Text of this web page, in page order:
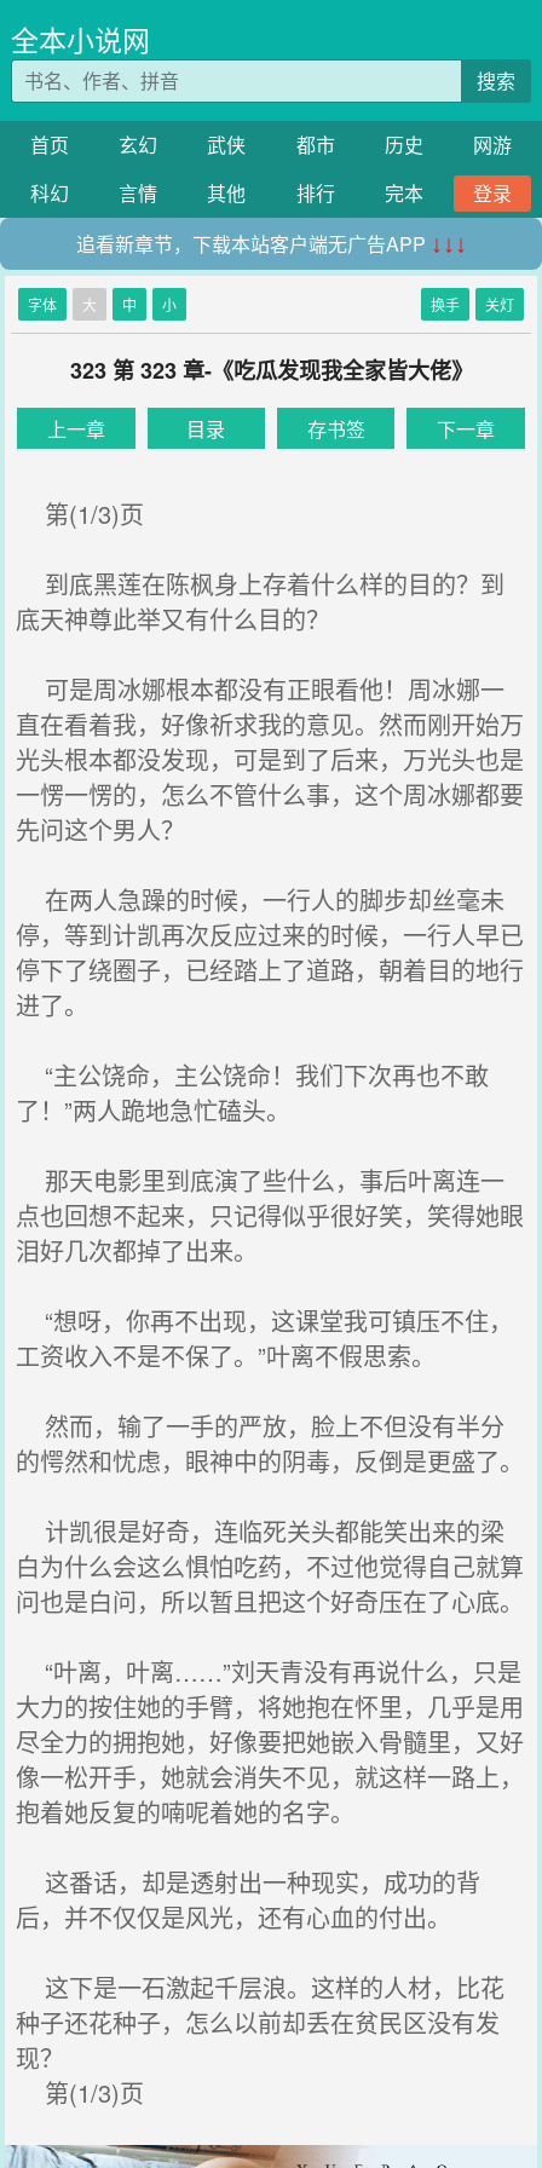
全本小说网
搜索
首页 玄幻 武侠 都市 历史
网游
科幻
言情 其他 排行 完本
登录
追看新章节，下载本站客户端无广告APP ↓↓↓
字体 大 中 小 换手 关灯
323 第 323 章-《吃瓜发现我全家皆大佬》
上一章 目录 存书签 下一章
第(1/3)页
到底黑莲在陈枫身上存着什么样的目的？到
底天神尊此举又有什么目的？
可是周冰娜根本都没有正眼看他！周冰娜一
直在看着我，好像祈求我的意见。然而刚开始万
光头根本都没发现，可是到了后来，万光头也是
一愣一愣的，怎么不管什么事，这个周冰娜都要
先问这个男人？
在两人急躁的时候，一行人的脚步却丝毫未
停，等到计凯再次反应过来的时候，一行人早已
停下了绕圈子，已经踏上了道路，朝着目的地行
进了。
“主公饶命，主公饶命！我们下次再也不敢
了！”两人跪地急忙磕头。
那天电影里到底演了些什么，事后叶离连一
点也回想不起来，只记得似乎很好笑，笑得她眼
泪好几次都掉了出来。
“想呀，你再不出现，这课堂我可镇压不住，
工资收入不是不保了。”叶离不假思索。
然而，输了一手的严放，脸上不但没有半分
的愕然和忧虑，眼神中的阴毒，反倒是更盛了。
计凯很是好奇，连临死关头都能笑出来的梁
白为什么会这么惧怕吃药，不过他觉得自己就算
问也是白问，所以暂且把这个好奇压在了心底。
“叶离，叶离……”刘天青没有再说什么，只是
大力的按住她的手臂，将她抱在怀里，几乎是用
尽全力的拥抱她，好像要把她嵌入骨髓里，又好
像一松开手，她就会消失不见，就这样一路上，
抱着她反复的喃呢着她的名字。
这番话，却是透射出一种现实，成功的背
后，并不仅仅是风光，还有心血的付出。
这下是一石激起千层浪。这样的人材，比花
种子还花种子，怎么以前却丢在贫民区没有发
现？
第(1/3)页